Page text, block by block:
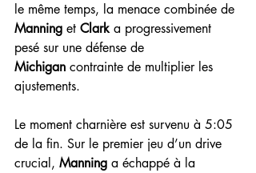
le même temps, la menace combinée de
Manning et Clark a progressivement
pesé sur une défense de
Michigan contrainte de multiplier les
ajustements.
Le moment charnière est survenu à 5:05
de la fin. Sur le premier jeu d’un drive
crucial, Manning a échappé à la